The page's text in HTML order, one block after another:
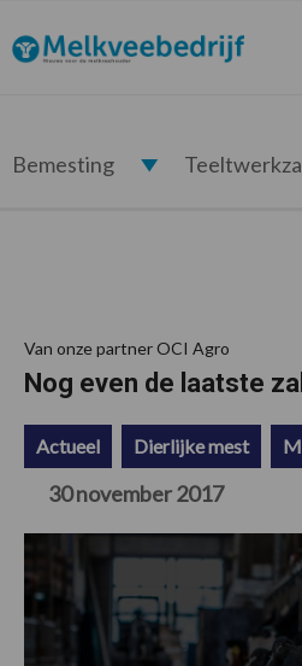
de
hoofdnavigatie
de
hoofd
de
eerste
de
voettekst
Melkveebedrijf.nl
Bemesting
Van onze partner OCI Agro
Nog even de laatste
Actueel Dierlijke mest
30 november 2017